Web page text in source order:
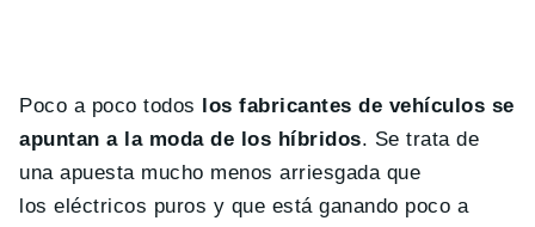
Poco a poco todos
los fabricantes de vehículos se
apuntan a la moda de los híbridos. Se trata de
una apuesta mucho menos arriesgada que
los eléctricos puros y que está ganando poco a